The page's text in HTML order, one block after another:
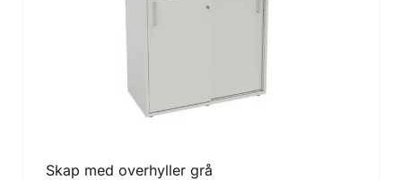
Skap med overhyller grå